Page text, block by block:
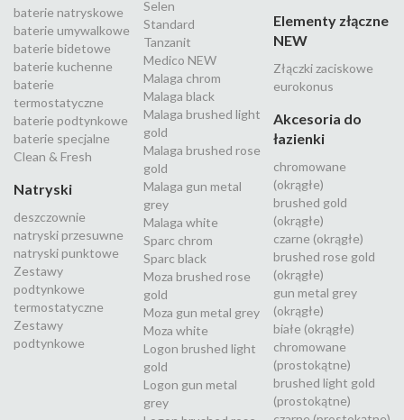
baterie natryskowe
baterie umywalkowe
baterie bidetowe
baterie kuchenne
baterie
termostatyczne
baterie podtynkowe
baterie specjalne
Clean & Fresh
Natryski
deszczownie
natryski przesuwne
natryski punktowe
Zestawy
podtynkowe
termostatyczne
Zestawy
podtynkowe
Selen
Standard
Tanzanit
Medico NEW
Malaga chrom
Malaga black
Malaga brushed light
gold
Malaga brushed rose
gold
Malaga gun metal
grey
Malaga white
Sparc chrom
Sparc black
Moza brushed rose
gold
Moza gun metal grey
Moza white
Logon brushed light
gold
Logon gun metal
grey
Elementy złączne
NEW
Złączki zaciskowe
eurokonus
Akcesoria do
łazienki
chromowane
(okrągłe)
brushed gold
(okrągłe)
czarne (okrągłe)
brushed rose gold
(okrągłe)
gun metal grey
(okrągłe)
białe (okrągłe)
chromowane
(prostokątne)
brushed light gold
(prostokątne)